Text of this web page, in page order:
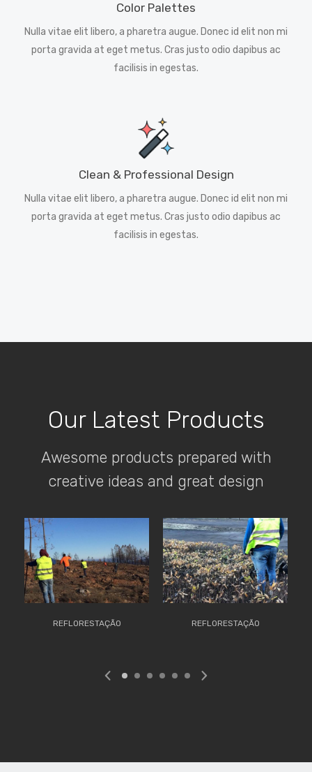
Color Palettes
Nulla vitae elit libero, a pharetra augue. Donec id elit non mi
porta gravida at eget metus. Cras justo odio dapibus ac
facilisis in egestas.
Clean & Professional Design
Nulla vitae elit libero, a pharetra augue. Donec id elit non mi
porta gravida at eget metus. Cras justo odio dapibus ac
facilisis in egestas.
Our Latest Products
Awesome products prepared with
creative ideas and great design
REFLORESTAÇÃO REFLORESTAÇÃO